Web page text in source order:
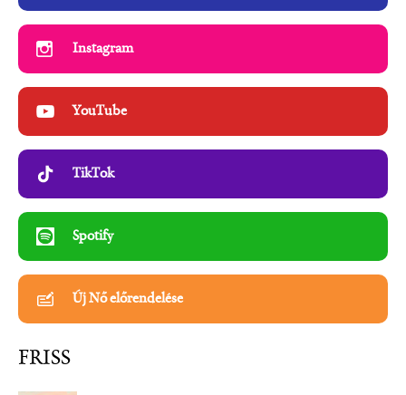
Instagram
YouTube
TikTok
Spotify
Új Nő előrendelése
FRISS